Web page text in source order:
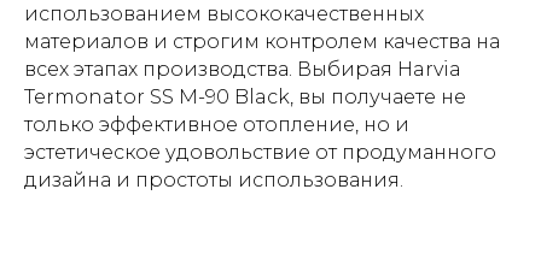
использованием высококачественных
материалов и строгим контролем качества на
всех этапах производства. Выбирая Harvia
Termonator SS M-90 Black, вы получаете не
только эффективное отопление, но и
эстетическое удовольствие от продуманного
дизайна и простоты использования.